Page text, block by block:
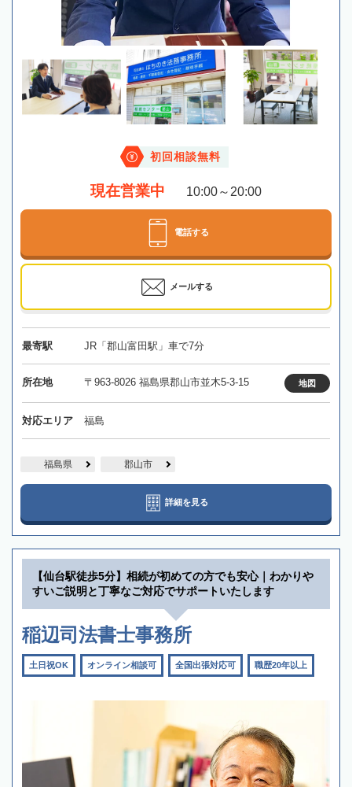
初回相談無料
現在営業中 10:00～20:00
電話する
メールする
最寄駅 JR「郡山富田駅」車で7分
所在地 〒963-8026 福島県郡山市並木5-3-15 地図
対応エリア 福島
福島県 郡山市
詳細を見る
【仙台駅徒歩5分】相続が初めての方でも安心｜わかりや
すいご説明と丁寧なご対応でサポートいたします
稲辺司法書士事務所
土日祝OK オンライン相談可 全国出張対応可 職歴20年以上